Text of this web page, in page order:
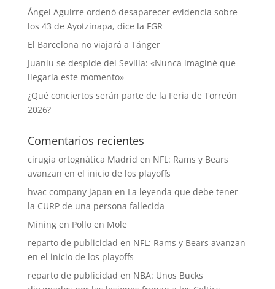
Ángel Aguirre ordenó desaparecer evidencia sobre
los 43 de Ayotzinapa, dice la FGR
El Barcelona no viajará a Tánger
Juanlu se despide del Sevilla: «Nunca imaginé que
llegaría este momento»
¿Qué conciertos serán parte de la Feria de Torreón
2026?
Comentarios recientes
cirugía ortognática Madrid en NFL: Rams y Bears
avanzan en el inicio de los playoffs
hvac company japan en La leyenda que debe tener
la CURP de una persona fallecida
Miningen Pollo en Mole
reparto de publicidad en NFL: Rams y Bears avanzan
en el inicio de los playoffs
reparto de publicidad en NBA: Unos Bucks